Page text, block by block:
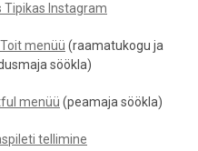
Tipikas Instagram
menüü (raamatukogu ja
söökla)
menüü (peamaja söökla)
tellimine